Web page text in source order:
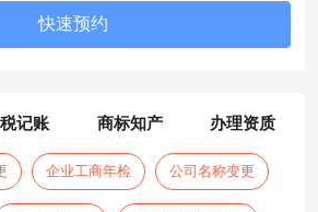
记账 商标知产 办理资质
企业工商年检 公司名称变更